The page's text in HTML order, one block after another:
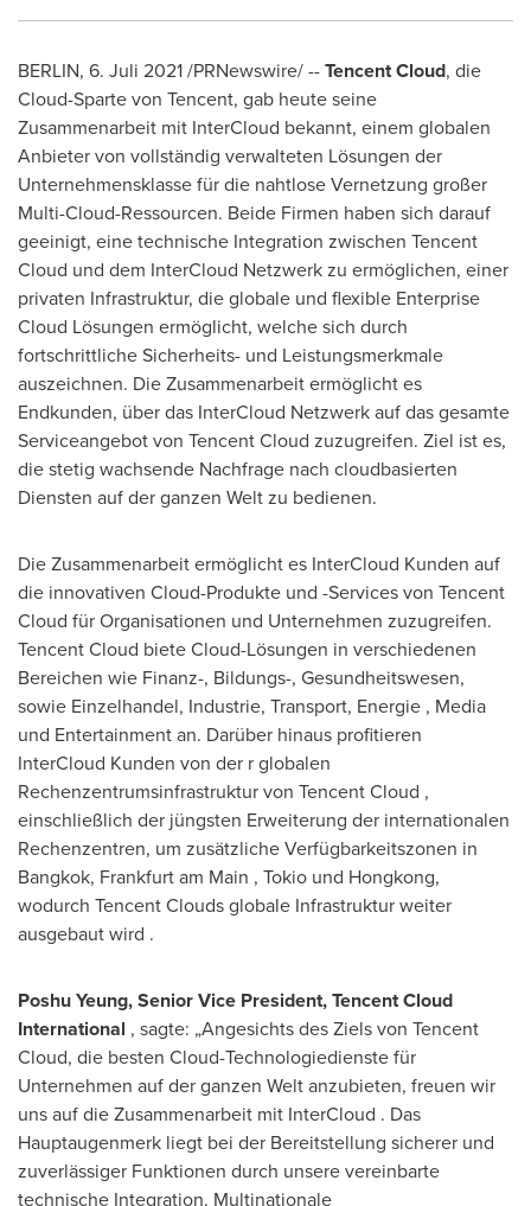
BERLIN, 6. Juli 2021/PRNewswire/ --TencentCloud, die
Cloud-Spartevon Tencent, gab heute seine
Zusammenarbeit mit InterCloud bekannt, einem globalen
Anbieter von vollständig verwalteten Lösungen der
Unternehmensklasse für die nahtloseVernetzung großer
Multi-Cloud-Ressourcen. Beide Firmen haben sich darauf
geeinigt, eine technische Integration zwischen Tencent
Cloud und dem InterCloud Netzwerkzu ermöglichen, einer
privaten Infrastruktur, dieglobale und flexible Enterprise
Cloud Lösungen ermöglicht, welche sich durch
fortschrittliche Sicherheits- und Leistungsmerkmale
auszeichnen. Die Zusammenarbeit ermöglicht es
Endkunden, über das InterCloud Netzwerkauf das gesamte
Serviceangebot von TencentCloud zuzugreifen. Ziel ist es,
die stetig wachsende Nachfrage nach cloudbasierten
Diensten auf der ganzen Welt zu bedienen.
DieZusammenarbeitermöglicht es InterCloud Kunden auf
die innovativen Cloud-Produkte und -Services von Tencent
Cloud für Organisationen und Unternehmen zuzugreifen.
TencentCloud biete Cloud-Lösungen in verschiedenen
Bereichen wie Finanz-, Bildungs-, Gesundheitswesen,
sowie Einzelhandel, Industrie, Transport, Energie , Media
und Entertainment an. Darüber hinaus profitieren
InterCloud Kunden von der r globalen
Rechenzentrumsinfrastruktur von TencentCloud ,
einschließlich der jüngsten Erweiterung der internationalen
Rechenzentren, um zusätzliche Verfügbarkeitszonen in
Bangkok, Frankfurtam Main , Tokio und Hongkong,
wodurch TencentCloudsglobale Infrastrukturweiter
ausgebautwird .
Poshu Yeung, Senior Vice President,TencentCloud
International , sagte: „Angesichts des Ziels von Tencent
Cloud, die besten Cloud-Technologiedienste für
Unternehmen auf der ganzen Welt anzubieten, freuen wir
uns auf die Zusammenarbeit mit InterCloud . Das
Hauptaugenmerk liegt bei der Bereitstellung sicherer und
zuverlässiger Funktionen durch unsere vereinbarte
technische Integration. Multinationale